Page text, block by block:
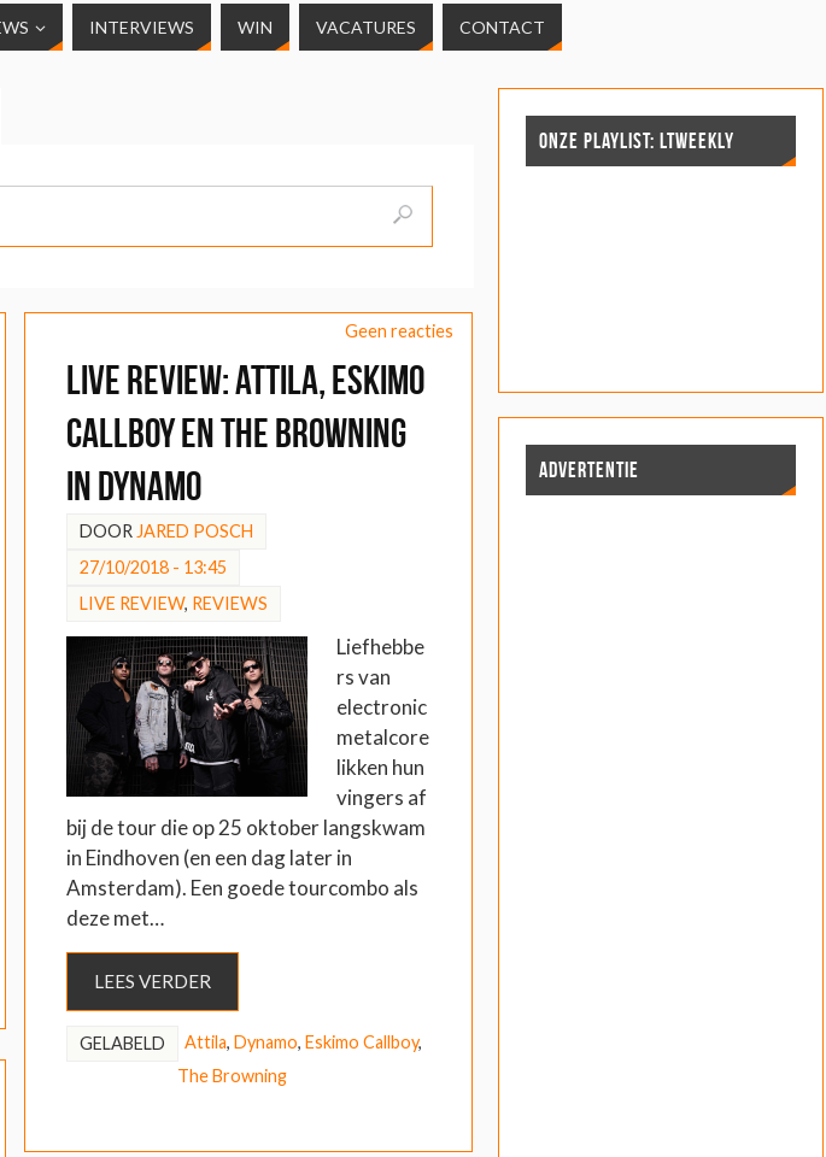
INTERVIEWS WIN VACATURES CONTACT
Geen reacties
LIVE REVIEW: Attila, Eskimo
Callboy en The Browning
in Dynamo
DOORJARED POSCH
27/10/2018 - 13:45
LIVE REVIEW, REVIEWS
Liefhebbe
rs van
electronic
metalcore
likken hun
vingers af
bij de tour die op 25 oktober langskwam
in Eindhoven (en een dag later in
Amsterdam). Een goede tourcombo als
deze met…
LEES VERDER
GELABELD Attila, Dynamo, Eskimo Callboy,
The Browning
ONZE PLAYLIST: LTWEEKLY
ADVERTENTIE